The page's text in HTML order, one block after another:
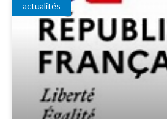
actualités